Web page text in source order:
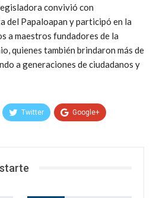
convivió con
del Papaloapan y participó en la
a maestros fundadores de la
quienes también brindaron más de
a generaciones de ciudadanos y
Twitter Google+